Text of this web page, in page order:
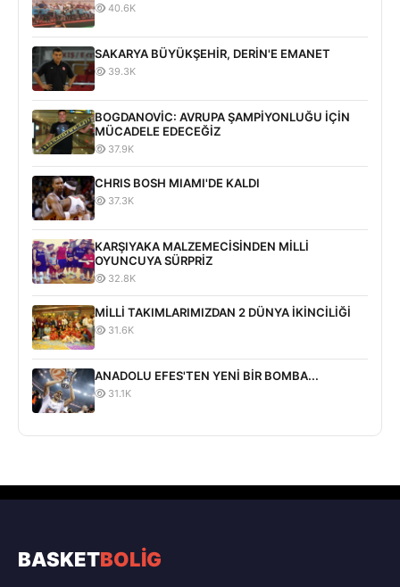
40.6K
SAKARYA BÜYÜKŞEHİR, DERİN'E EMANET
39.3K
BOGDANOVİC: AVRUPA ŞAMPİYONLUĞU İÇİN
MÜCADELE EDECEĞİZ
37.9K
CHRIS BOSH MIAMI'DE KALDI
37.3K
KARŞIYAKA MALZEMECİSİNDEN MİLLİ
OYUNCUYA SÜRPRİZ
32.8K
MİLLİ TAKIMLARIMIZDAN 2 DÜNYA İKİNCİLİĞİ
31.6K
ANADOLU EFES'TEN YENİ BİR BOMBA...
31.1K
BASKETBOLİG